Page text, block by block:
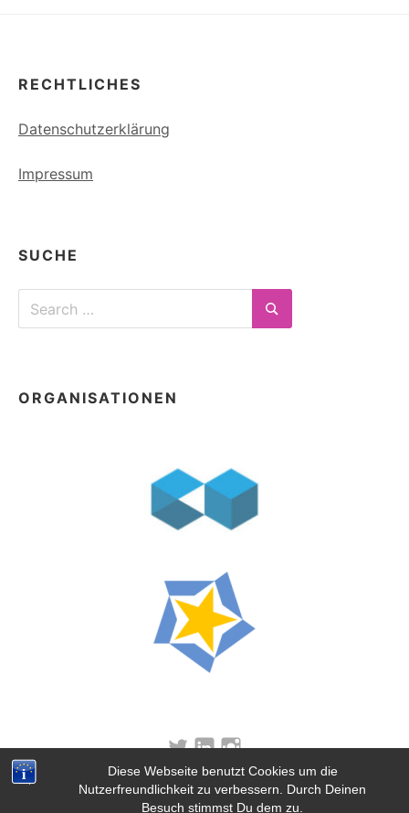
Diese Webseite benutzt Cookies um die
Nutzerfreundlichkeit zu verbessern. Durch Deinen
Besuch stimmst Du dem zu.
RECHTLICHES
Datenschutzerklärung
Impressum
SUCHE
Search
for:
Search
ORGANISATIONEN
Twitter
Linkedin
instagram
Powered byMiniva WordPress Theme